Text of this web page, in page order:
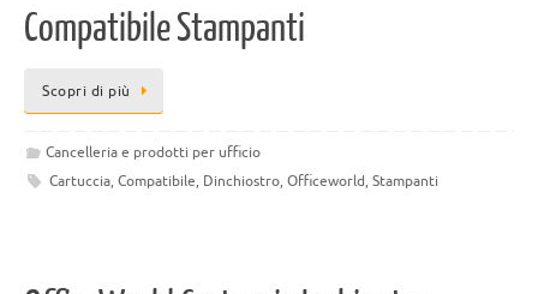
Compatibile Stampanti
Scopri di più
Cancelleria e prodotti per ufficio
Cartuccia, Compatibile, Dinchiostro, Officeworld, Stampanti